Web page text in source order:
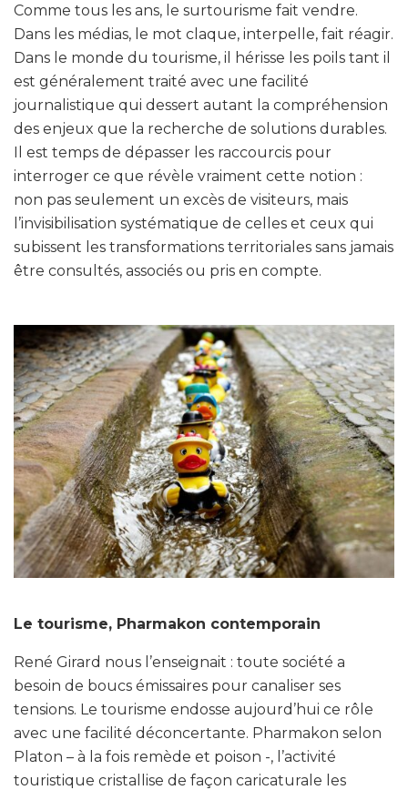
Comme tous les ans, le surtourisme fait vendre.
Dans les médias, le mot claque, interpelle, fait réagir.
Dans le monde du tourisme, il hérisse les poils tant il
est généralement traité avec une facilité
journalistique qui dessert autant la compréhension
des enjeux que la recherche de solutions durables.
Il est temps de dépasser les raccourcis pour
interroger ce que révèle vraiment cette notion :
non pas seulement un excès de visiteurs, mais
l’invisibilisation systématique de celles et ceux qui
subissent les transformations territoriales sans jamais
être consultés, associés ou pris en compte.
Le tourisme, Pharmakon contemporain
René Girard nous l’enseignait : toute société a
besoin de boucs émissaires pour canaliser ses
tensions. Le tourisme endosse aujourd’hui ce rôle
avec une facilité déconcertante. Pharmakon selon
Platon – à la fois remède et poison -, l’activité
touristique cristallise de façon caricaturale les